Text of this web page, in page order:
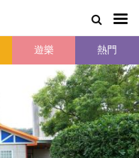
遊樂 熱門